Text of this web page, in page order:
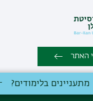
האתר
התוכנית ללימודי ניהול
מתעניינים בלימודים?